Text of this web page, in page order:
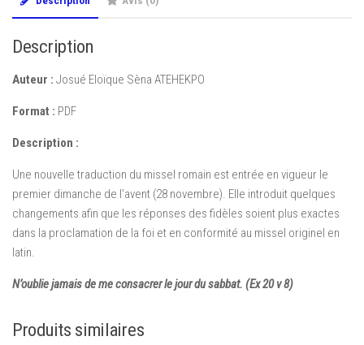
Description
Auteur : Josué Eloïque Sèna ATEHEKPO
Format : PDF
Description :
Une nouvelle traduction du missel romain est entrée en vigueur le
premier dimanche de l’avent (28 novembre). Elle introduit quelques
changements afin que les réponses des fidèles soient plus exactes
dans la proclamation de la foi et en conformité au missel originel en
latin.
N’oublie jamais de me consacrer le jour du sabbat. (Ex 20 v 8)
Produits similaires